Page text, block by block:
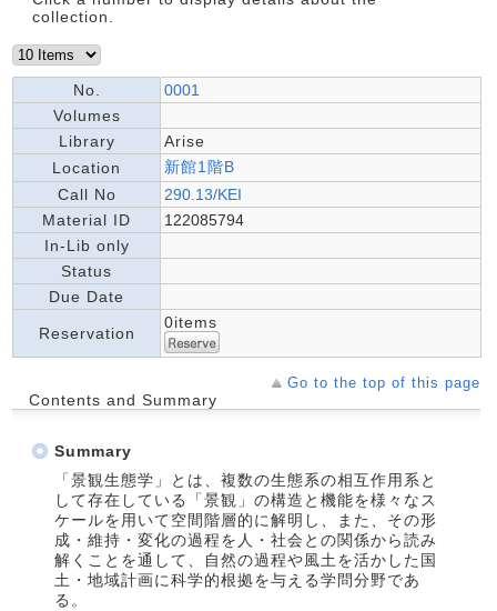
collection.
No.
0001
Volumes
Library
Arise
Location
新館1階B
Call No
290.13/KEI
Material ID
122085794
In-Lib only
Status
Due Date
Reservation
0items
Go to the top of this page
Contents and Summary
Summary
「景観生態学」とは、複数の生態系の相互作用系と
して存在している「景観」の構造と機能を様々なス
ケールを用いて空間階層的に解明し、また、その形
成・維持・変化の過程を人・社会との関係から読み
解くことを通して、自然の過程や風土を活かした国
土・地域計画に科学的根拠を与える学問分野であ
る。